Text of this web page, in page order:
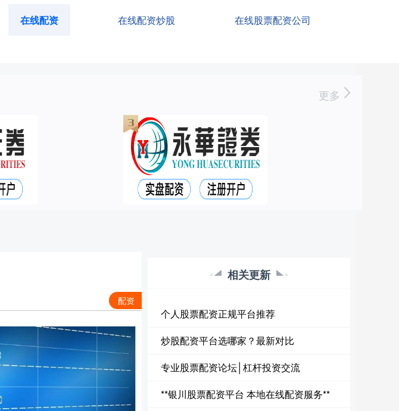
在线配资 在线配资炒股 在线股票配资公司
更多
配资
相关更新
个人股票配资正规平台推荐
炒股配资平台选哪家？最新对比
专业股票配资论坛│杠杆投资交流
**银川股票配资平台 本地在线配资服务**